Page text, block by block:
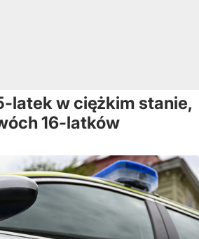
latek w ciężkim stanie,
16-latków